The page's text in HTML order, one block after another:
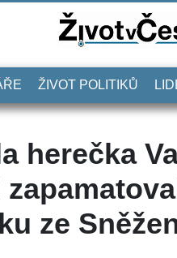
ŽIVOT POLITIKŮ
herečka
ze